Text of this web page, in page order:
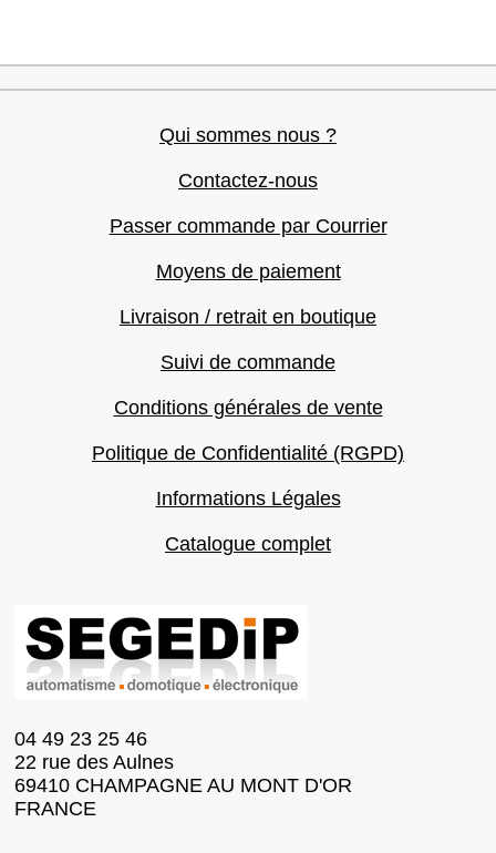
Qui sommes nous ?
Contactez-nous
Passer commande par Courrier
Moyens de paiement
Livraison / retrait en boutique
Suivi de commande
Conditions générales de vente
Politique de Confidentialité (RGPD)
Informations Légales
Catalogue complet
04 49 23 25 46
22 rue des Aulnes
69410 CHAMPAGNE AU MONT D'OR
FRANCE